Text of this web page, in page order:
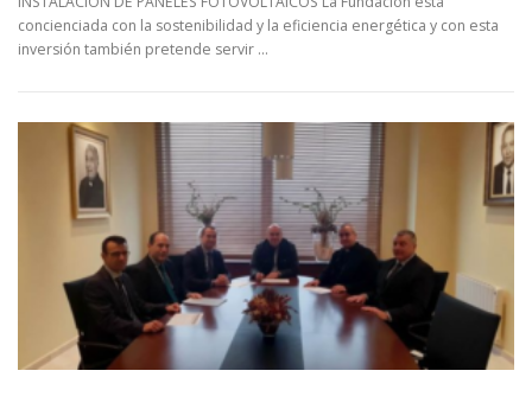
concienciada con la sostenibilidad y la eficiencia energética y con esta
inversión también pretende servir …